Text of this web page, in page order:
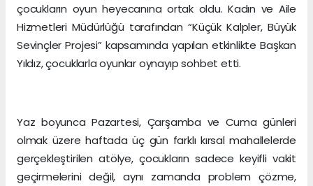
çocukların oyun heyecanına ortak oldu. Kadın ve Aile
Hizmetleri Müdürlüğü tarafından “Küçük Kalpler, Büyük
Sevinçler Projesi” kapsamında yapılan etkinlikte Başkan
Yıldız, çocuklarla oyunlar oynayıp sohbet etti.
Yaz boyunca Pazartesi, Çarşamba ve Cuma günleri
olmak üzere haftada üç gün farklı kırsal mahallelerde
gerçekleştirilen atölye, çocukların sadece keyifli vakit
geçirmelerini değil, aynı zamanda problem çözme,